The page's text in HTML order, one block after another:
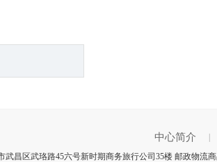
中心简介
武昌区武珞路45六号新时期商务旅行公司35楼 邮政物流